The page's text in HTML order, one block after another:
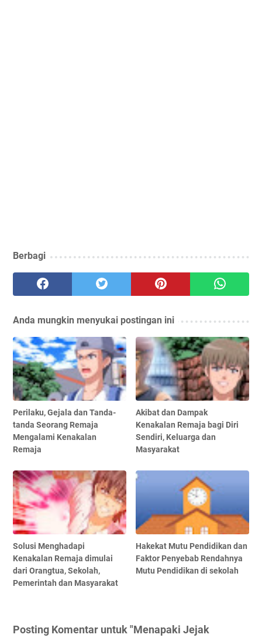
Berbagi
Anda mungkin menyukai postingan ini
Perilaku, Gejala dan Tanda-
tanda Seorang Remaja
Mengalami Kenakalan
Remaja
Akibat dan Dampak
Kenakalan Remaja bagi Diri
Sendiri, Keluarga dan
Masyarakat
Solusi Menghadapi
Kenakalan Remaja dimulai
dari Orangtua, Sekolah,
Pemerintah dan Masyarakat
Hakekat Mutu Pendidikan dan
Faktor Penyebab Rendahnya
Mutu Pendidikan di sekolah
Posting Komentar untuk "Menapaki Jejak